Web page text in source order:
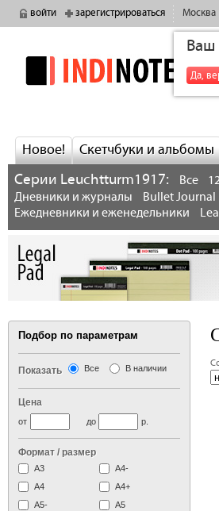
войти зарегистрироваться Москва
Ваш
Да,
indinotes
Новое! Скетчбуки и альбомы
Серии Leuchtturm1917: Все
Дневники и журналы
Bullet Journal
Ежедневники и еженедельники
Подбор по параметрам
Показать Все В наличии
Цена
до
от р.
Формат / размер
А3
А4-
А4
A4+
А5-
А5